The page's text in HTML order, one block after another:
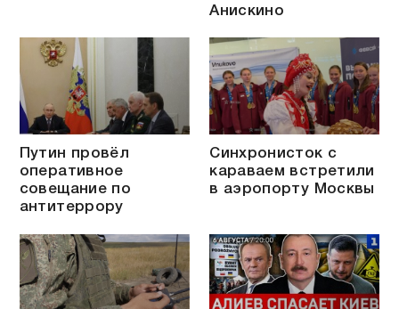
Анискино
Путин провёл
оперативное
совещание по
антитеррору
Синхронисток с
караваем встретили
в аэропорту Москвы